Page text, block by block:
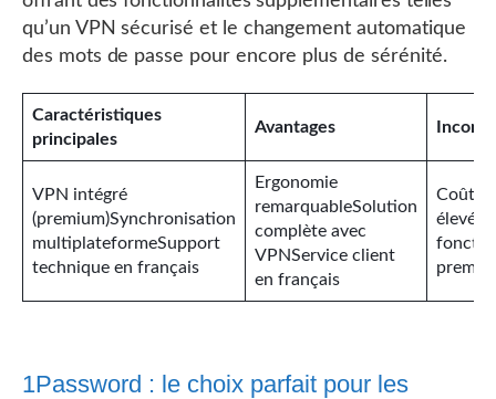
qu’un VPN sécurisé et le changement automatique
des mots de passe pour encore plus de sérénité.
Caractéristiques
principales
Avantages
VPN intégré
(premium)Synchronisation
multiplateformeSupport
technique en français
Ergonomie
remarquableSolution
complète avec
VPNService client
en français
Coût
élevé
1Password : le choix parfait pour les